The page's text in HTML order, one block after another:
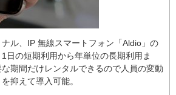
ル、IP 無線スマートフォン「Aldio」の
日の短期利用から年単位の長期利用ま
期間だけレンタルできるので人員の変動
抑えて導入可能。